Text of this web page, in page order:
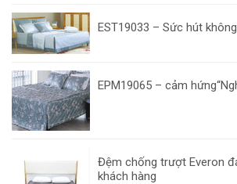
EST19033 – Sức hút
EPM19065 – cảm
Đệm chống trượt Everon
khách hàng